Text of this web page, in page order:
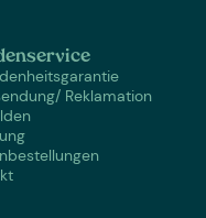
Reklamation